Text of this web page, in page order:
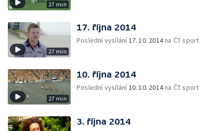
27 min
27 min
17. října 2014
Poslední vysílání17. 10. 2014na ČT sport
27 min
10. října 2014
Poslední vysílání10. 10. 2014na ČT sport
3. října 2014